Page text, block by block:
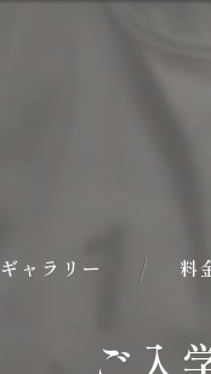
ギャラリー 料
ご入